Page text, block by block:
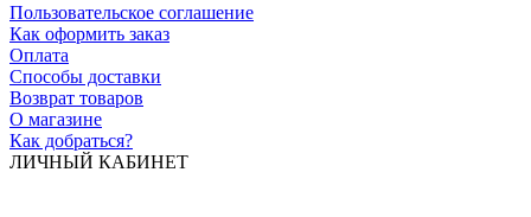
Пользовательское соглашение
Как оформить заказ
Оплата
Способы доставки
Возврат товаров
О магазине
Как добраться?
ЛИЧНЫЙ КАБИНЕТ